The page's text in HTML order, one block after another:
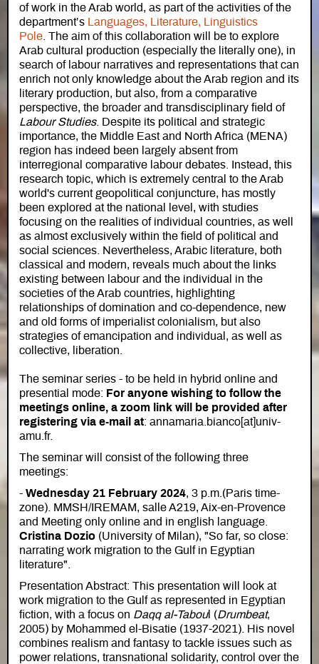
of work in the Arab world, as part of the activities of the
department’s
Languages, Literature, Linguistics
Pole . The aim of this collaboration will be to explore
Arab cultural production (especially the literally one), in
search of labour narratives and representations that can
enrich not only knowledge about the Arab region and its
literary production, but also, from a comparative
perspective, the broader and transdisciplinary field of
Labour Studies. Despite its political and strategic
importance, the Middle East and North Africa (MENA)
region has indeed been largely absent from
interregional comparative labour debates. Instead, this
research topic, which is extremely central to the Arab
world's current geopolitical conjuncture, has mostly
been explored at the national level, with studies
focusing on the realities of individual countries, as well
as almost exclusively within the field of political and
social sciences. Nevertheless, Arabic literature, both
classical and modern, reveals much about the links
existing between labour and the individual in the
societies of the Arab countries, highlighting
relationships of domination and co-dependence, new
and old forms of imperialist colonialism, but also
strategies of emancipation and individual, as well as
collective, liberation.
The seminar series - to be held in hybrid online and
presential mode: For anyone wishing to follow the
meetings online, a zoom link will be provided after
registering via e-mail at: annamaria.bianco[at]univ-
amu.fr.
The seminar will consist of the following three
meetings:
- Wednesday 21 February 2024, 3 p.m.(Paris time-
zone). MMSH/IREMAM, salle A219, Aix-en-Provence
and Meeting only online and in english language.
Cristina Dozio (University of Milan), "So far, so close:
narrating work migration to the Gulf in Egyptian
literature".
Presentation Abstract: This presentation will look at
work migration to the Gulf as represented in Egyptian
fiction, with a focus on Daqq al-Taboul (Drumbeat,
2005) by Mohammed el-Bisatie (1937-2021). His novel
combines realism and fantasy to tackle issues such as
power relations, transnational solidarity, control over the